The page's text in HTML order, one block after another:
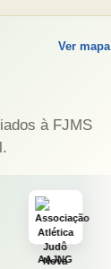
Ver mapa
à FJMS
TSURU